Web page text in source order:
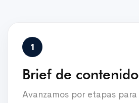
Brief de
Avanzamos por etapas